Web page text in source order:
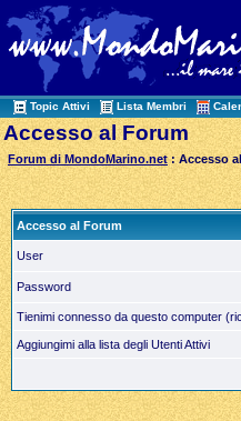
Topic Attivi Lista Membri
Accesso al Forum
Forum di MondoMarino.net : Accesso
Accesso al Forum
User
Password
Tienimi connesso da questo computer
Aggiungimi alla lista degli Utenti Attivi